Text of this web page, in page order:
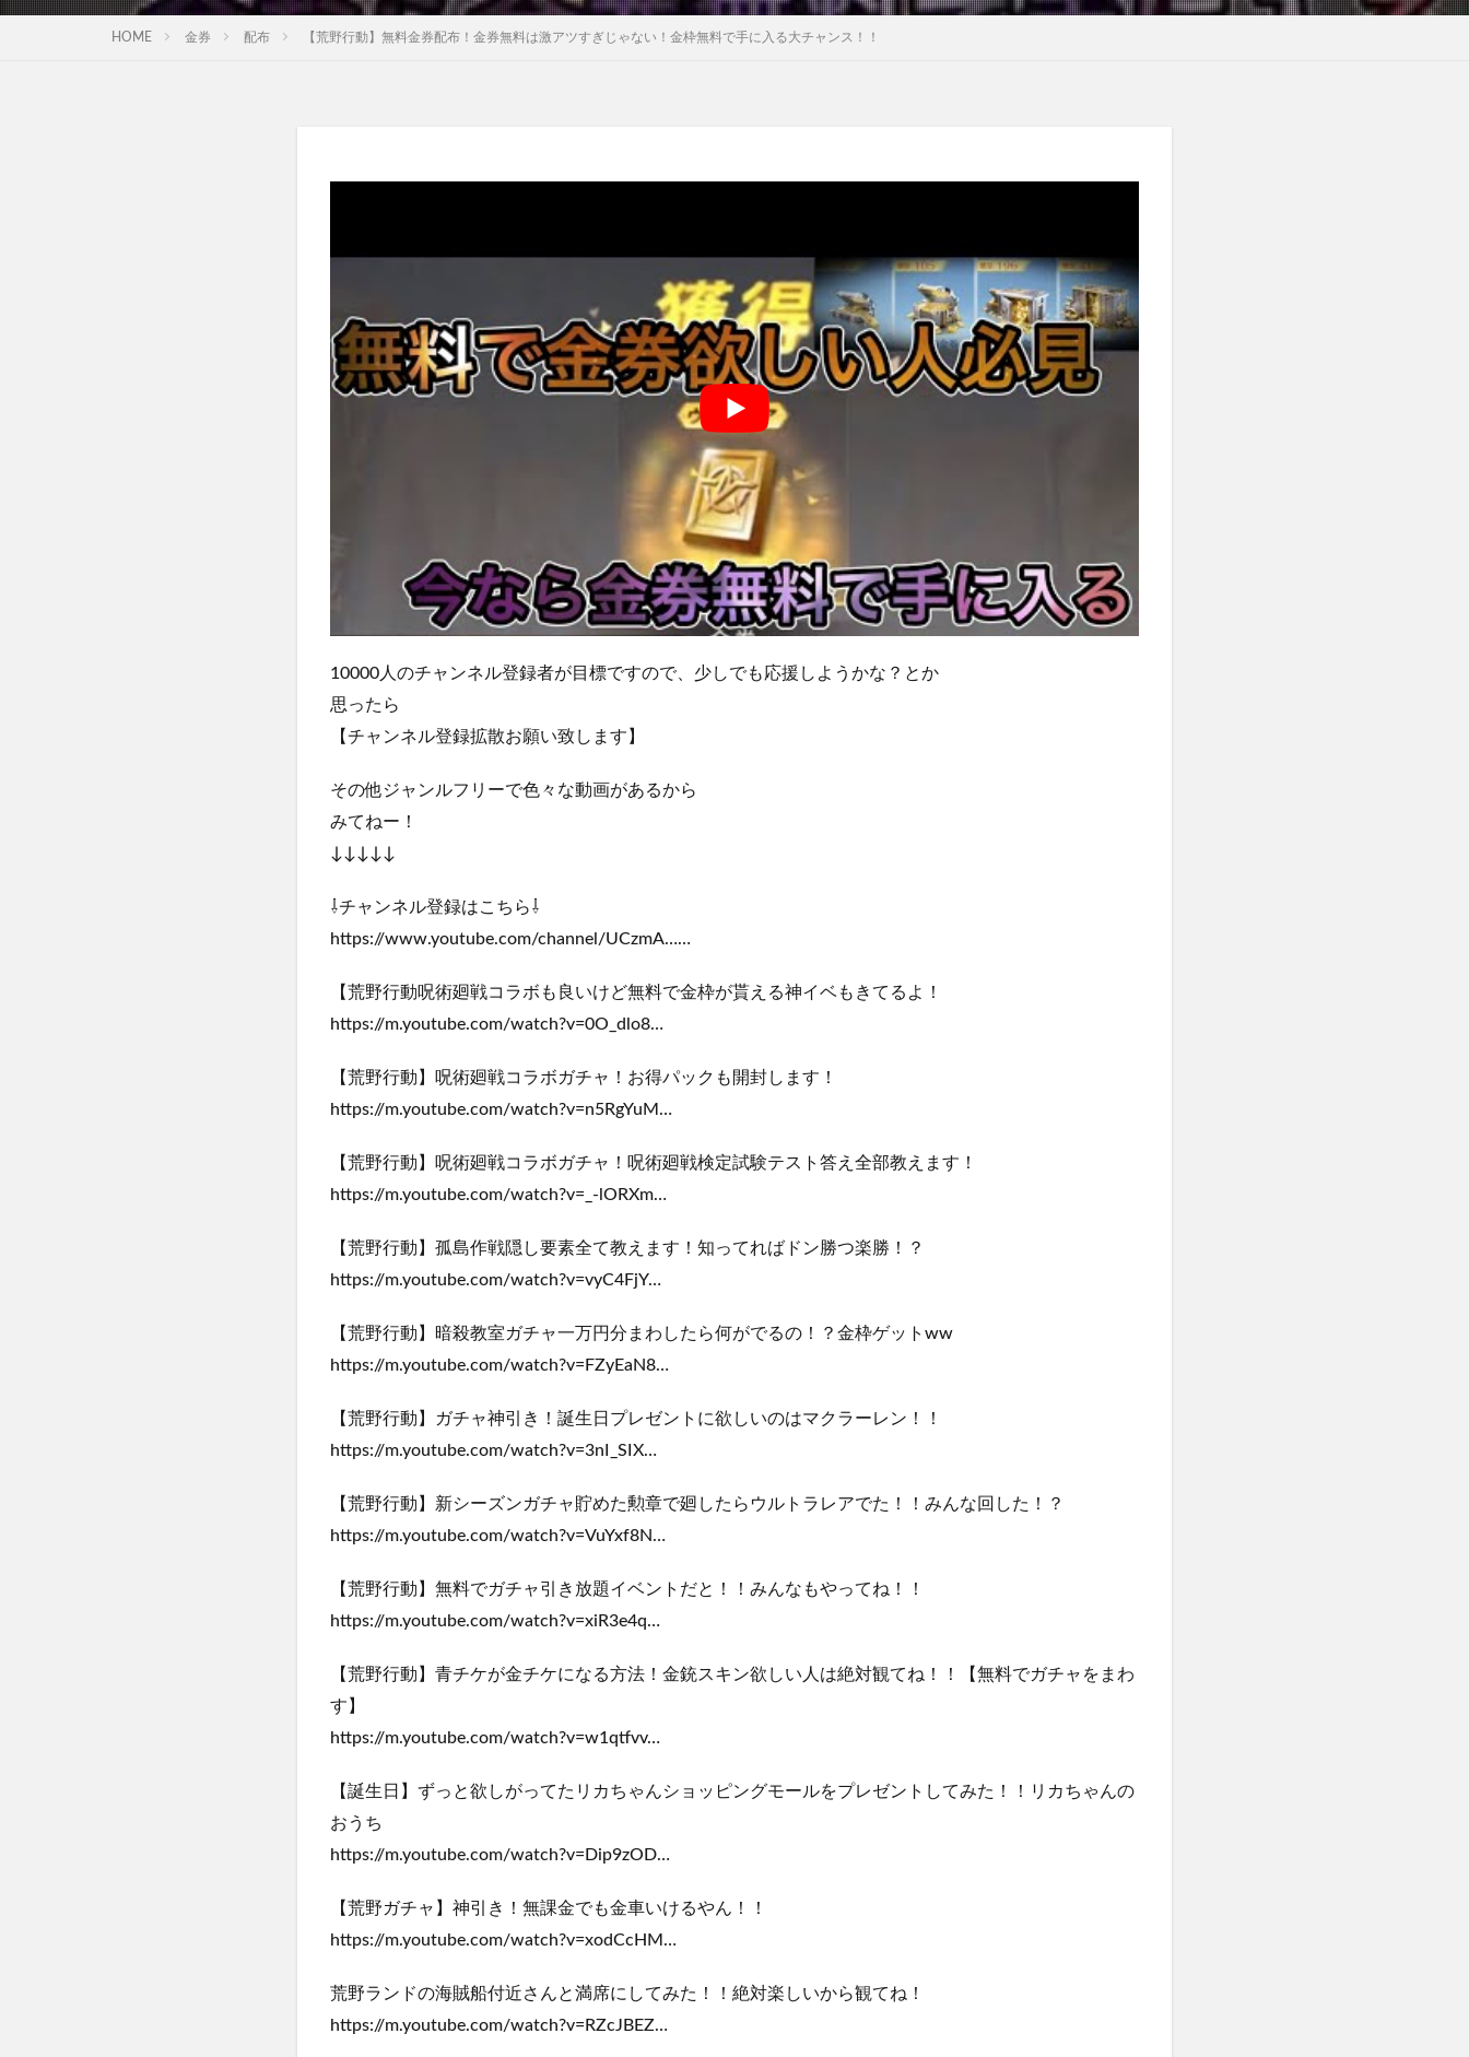
HOME 金券 配布 【荒野行動】無料金券配布！金券無料は激アツすぎじゃない！金枠無料で手に入る大チャンス！！
10000人のチャンネル登録者が目標ですので、少しでも応援しようかな？とか
思ったら
【チャンネル登録拡散お願い致します】
その他ジャンルフリーで色々な動画があるから
みてねー！
↓↓↓↓↓
⇩チャンネル登録はこちら⇩
https://www.youtube.com/channel/UCzmA……
【荒野行動呪術廻戦コラボも良いけど無料で金枠が貰える神イベもきてるよ！
https://m.youtube.com/watch?v=0O_dlo8…
【荒野行動】呪術廻戦コラボガチャ！お得パックも開封します！
https://m.youtube.com/watch?v=n5RgYuM…
【荒野行動】呪術廻戦コラボガチャ！呪術廻戦検定試験テスト答え全部教えます！
https://m.youtube.com/watch?v=_-lORXm…
【荒野行動】孤島作戦隠し要素全て教えます！知ってればドン勝つ楽勝！？
https://m.youtube.com/watch?v=vyC4FjY…
【荒野行動】暗殺教室ガチャ一万円分まわしたら何がでるの！？金枠ゲットww
https://m.youtube.com/watch?v=FZyEaN8…
【荒野行動】ガチャ神引き！誕生日プレゼントに欲しいのはマクラーレン！！
https://m.youtube.com/watch?v=3nI_SIX…
【荒野行動】新シーズンガチャ貯めた勲章で廻したらウルトラレアでた！！みんな回した！？
https://m.youtube.com/watch?v=VuYxf8N…
【荒野行動】無料でガチャ引き放題イベントだと！！みんなもやってね！！
https://m.youtube.com/watch?v=xiR3e4q…
【荒野行動】青チケが金チケになる方法！金銃スキン欲しい人は絶対観てね！！【無料でガチャをまわ
す】
https://m.youtube.com/watch?v=w1qtfvv…
【誕生日】ずっと欲しがってたリカちゃんショッピングモールをプレゼントしてみた！！リカちゃんの
おうち
https://m.youtube.com/watch?v=Dip9zOD…
【荒野ガチャ】神引き！無課金でも金車いけるやん！！
https://m.youtube.com/watch?v=xodCcHM…
荒野ランドの海賊船付近さんと満席にしてみた！！絶対楽しいから観てね！
https://m.youtube.com/watch?v=RZcJBEZ…